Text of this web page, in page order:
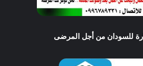
للسودان من أجل المرضى